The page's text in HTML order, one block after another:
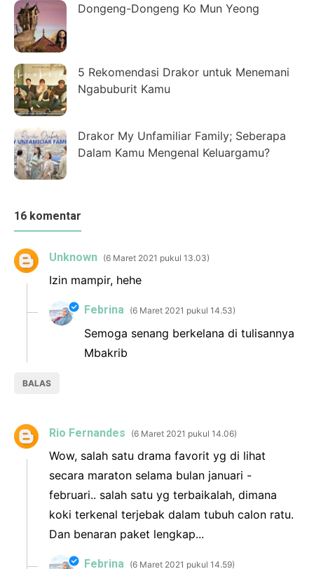
Dongeng-Dongeng Ko Mun Yeong
5 Rekomendasi Drakor untuk Menemani
Ngabuburit Kamu
Drakor My Unfamiliar Family; Seberapa
Dalam Kamu Mengenal Keluargamu?
16 komentar
Unknown 6 Maret 2021 pukul 13.03
Izin mampir, hehe
BALAS
Febrina 6 Maret 2021 pukul 14.53
Semoga senang berkelana di tulisannya
Mbakrib
Rio Fernandes 6 Maret 2021 pukul 14.06
Wow, salah satu drama favorit yg di lihat
secara maraton selama bulan januari -
februari.. salah satu yg terbaikalah, dimana
koki terkenal terjebak dalam tubuh calon ratu.
Dan benaran paket lengkap...
Febrina 6 Maret 2021 pukul 14.59